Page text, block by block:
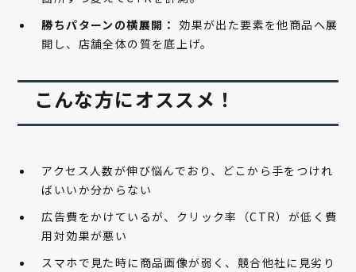
勝ちパターンの横展開： 効果が出た要素を他商品へ展
開し、店舗全体の質を底上げ。
こんな方にオススメ！
アクセス人数が伸び悩んでおり、どこから手をつけれ
ばいいか分からない
広告費をかけているが、クリック率（CTR）が低く費
用対効果が悪い
スマホで見た時に商品画像が弱く、競合他社に見劣り